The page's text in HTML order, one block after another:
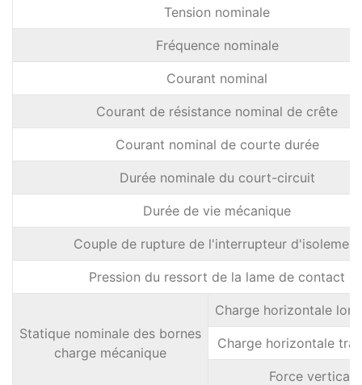
Tension nominale
Fréquence nominale
Courant nominal
Courant de résistance nominal de crête
Courant nominal de courte durée
Durée nominale du court-circuit
Durée de vie mécanique
Couple de rupture de l'interrupteur d'isolement
Pression du ressort de la lame de contact
Statique nominale des bornes
charge mécanique
Charge horizontale
Charge horizontale
Force verticale